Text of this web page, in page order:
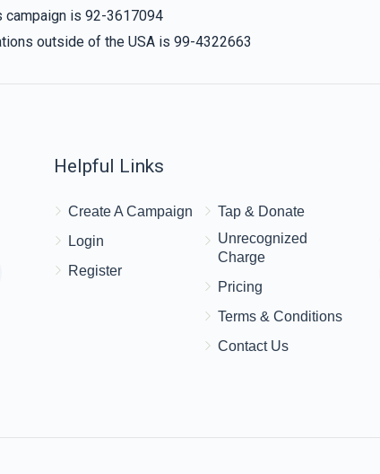
campaign is 92-3617094
outside of the USA is 99-4322663
Helpful Links
Create A Campaign
Login
Register
Tap & Donate
Unrecognized
Charge
Pricing
Terms & Conditions
Contact Us